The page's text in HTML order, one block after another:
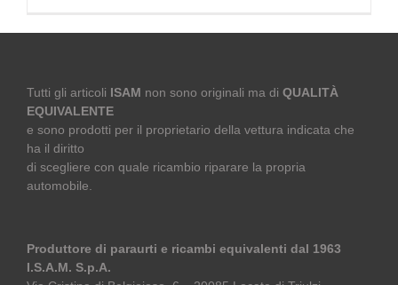
Tutti gli articoli ISAM non sono originali ma di QUALITÀ
EQUIVALENTE
e sono prodotti per il proprietario della vettura indicata che
ha il diritto
di scegliere con quale ricambio riparare la propria
automobile.
Produttore di paraurti e ricambi equivalenti dal 1963
I.S.A.M. S.p.A.